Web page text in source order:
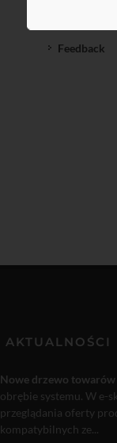
Feedback
AKTUALNOŚCI
Nowe drzewo towarów
obrębie systemu. W e-
przeglądania oferty
kompatybilnych ze...